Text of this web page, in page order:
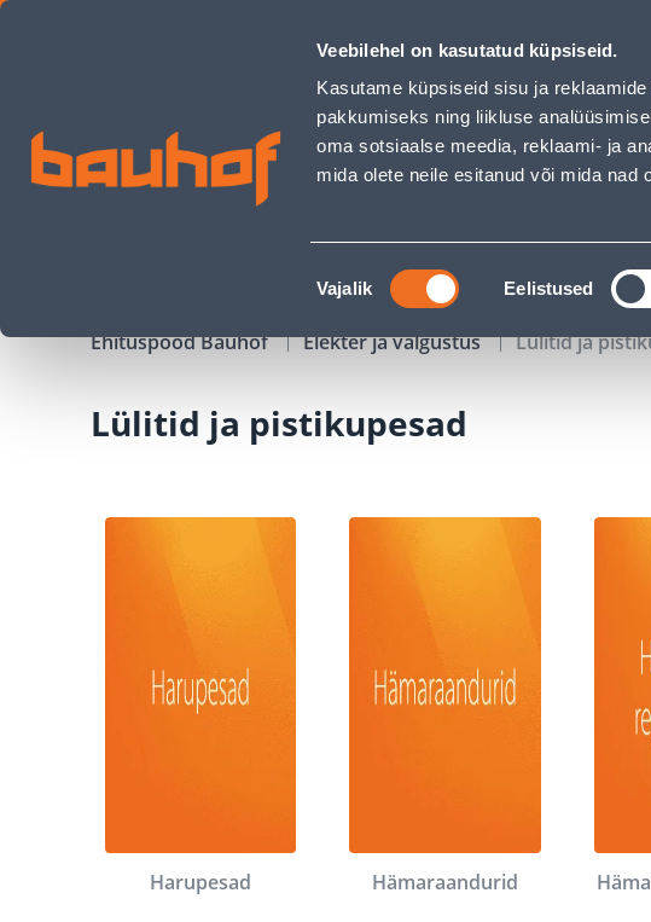
Veebilehel on kasutatud küpsiseid.
Kasutame küpsiseid sisu ja
pakkumiseks ning liikluse
oma sotsiaalse meedia, reklaami- ja
mida olete neile esitanud või mida nad
Nõusoleku
valik
Vajalik Eelistused
Lülitid ja pistikupesad - Bauhof has loaded
Äriklienditeenindus Klienditeenindus
KAMPAANIAD
Ehituspood Bauhof Elekter ja valgustus Lülitid ja
Lülitid ja pistikupesad
Harupesad Hämaraandurid